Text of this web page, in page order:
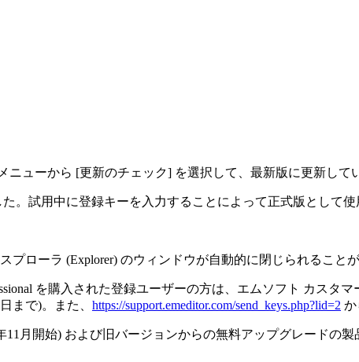
ニューから [更新のチェック] を選択して、最新版に更新して
。試用中に登録キーを入力することによって正式版として使
プローラ (Explorer) のウィンドウが自動的に閉じられることが
を購入された登録ユーザーの方は、エムソフト カスタマ
まで)。また、 https://support.emeditor.com/send_keys.php?lid=2 か
月開始) および旧バージョンからの無料アップグレードの